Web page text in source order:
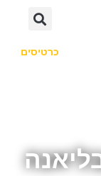
כרטיסים